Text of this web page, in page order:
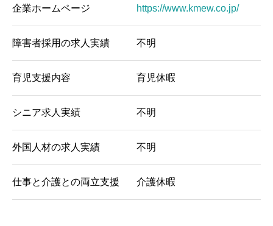
企業ホームページ https://www.kmew.co.jp/
障害者採用の求人実績 不明
育児支援内容 育児休暇
シニア求人実績 不明
外国人材の求人実績 不明
仕事と介護との両立支援 介護休暇